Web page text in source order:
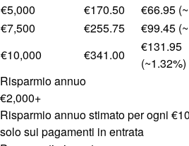
€5,000
€170.50 €66.95
€7,500
€255.75 €99.45
€10,000
€341.00
€131.95
(~1.32%)
Risparmio annuo
€2,000+
Risparmio annuo stimato per ogni
solo sui pagamenti in entrata